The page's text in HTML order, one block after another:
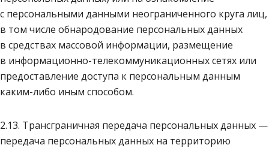
с персональными данными неограниченного круга лиц,
в том числе обнародование персональных данных
в средствах массовой информации, размещение
в информационно-телекоммуникационных сетях или
предоставление доступа к персональным данным
каким-либо иным способом.
2.13. Трансграничная передача персональных данных —
передача персональных данных на территорию